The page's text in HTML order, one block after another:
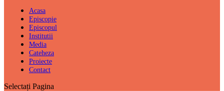
Acasa
Episcopie
Episcopul
Institutii
Media
Cateheza
Proiecte
Contact
Selectați Pagina